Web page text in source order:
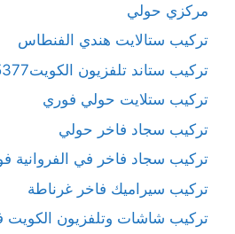
مركزي حولي
تركيب ستالايت هندي الفنطاس
تركيب ستاند تلفزيون الكويت50355377
تركيب ستلايت حولي فوري
تركيب سجاد فاخر حولي
تركيب سجاد فاخر في الفروانية
تركيب سيراميك فاخر غرناطة
تركيب شاشات وتلفزيون الكويت